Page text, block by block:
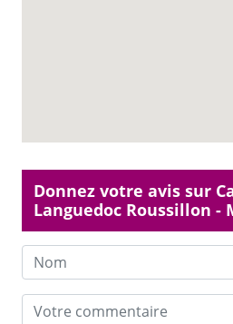
Donnez votre avis sur
Languedoc Roussillon